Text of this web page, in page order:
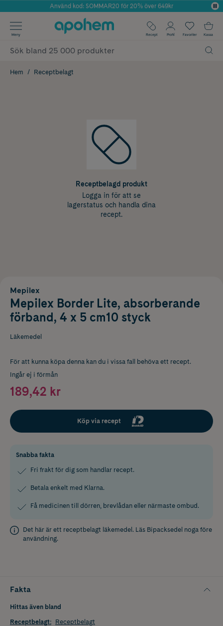
Årets Butik 2025 inom Skönhet
Använd kod: SOMMAR20 för 20% över 649kr
✓ Fri frakt
✓ Poäng på alla köp*
Meny Recept Profil Favoriter Kassa
Hem Receptbelagt
Receptbelagd produkt
Logga in för att se
lagerstatus och handla dina
recept.
Mepilex
Mepilex Border Lite, absorberande
förband, 4 x 5 cm10 styck
Läkemedel
För att kunna köpa denna kan du i vissa fall behöva ett recept.
Ingår ej i förmån
189,42 kr
Köp via recept
Snabba fakta
Fri frakt för dig som handlar recept.
Betala enkelt med Klarna.
Få medicinen till dörren, brevlådan eller närmaste ombud.
Det här är ett receptbelagt läkemedel. Läs Bipacksedel noga före
användning.
Fakta
Hittas även bland
Receptbelagt: Receptbelagt